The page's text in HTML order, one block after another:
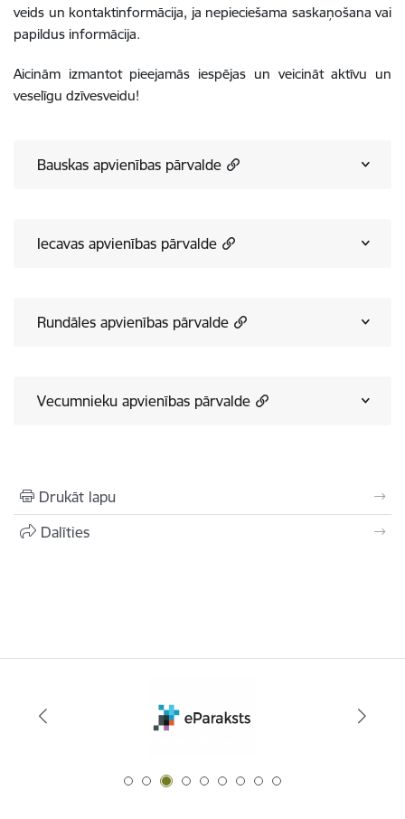
veids un kontaktinformācija, ja nepieciešama saskaņošana vai
papildus informācija.
Aicinām izmantot pieejamās iespējas un veicināt aktīvu un
veselīgu dzīvesveidu!
Bauskas apvienības pārvalde
Iecavas apvienības pārvalde
Rundāles apvienības pārvalde
Vecumnieku apvienības pārvalde
Drukāt lapu
Dalīties